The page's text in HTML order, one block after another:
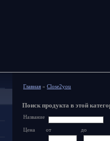
Главная » Close2you
Поиск продукта в этой
Название
Цена от до